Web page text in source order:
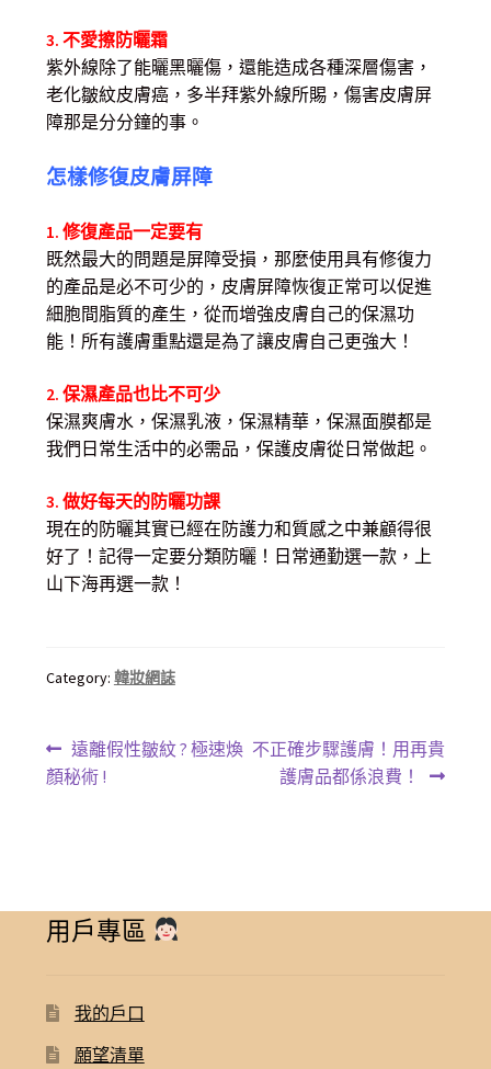
3. 不愛擦防曬霜
紫外線除了能曬黑曬傷，還能造成各種深層傷害，
老化皺紋皮膚癌，多半拜紫外線所賜，傷害皮膚屏
障那是分分鐘的事。
怎樣修復皮膚屏障
1. 修復產品一定要有
既然最大的問題是屏障受損，那麼使用具有修復力
的產品是必不可少的，皮膚屏障恢復正常可以促進
細胞間脂質的產生，從而增強皮膚自己的保濕功
能！所有護膚重點還是為了讓皮膚自己更強大！
2. 保濕產品也比不可少
保濕爽膚水，保濕乳液，保濕精華，保濕面膜都是
我們日常生活中的必需品，保護皮膚從日常做起。
3. 做好每天的防曬功課
現在的防曬其實已經在防護力和質感之中兼顧得很
好了！記得一定要分類防曬！日常通勤選一款，上
山下海再選一款！
Category: 韓妝網誌
文
章
Previous
post:
遠離假性皺紋 ? 極速煥
顏秘術 !
Next
post:
不正確步驟護膚！用再貴
護膚品都係浪費！
用戶專區
我的戶口
願望清單